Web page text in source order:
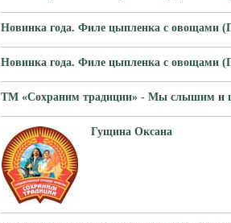
Новинка года. Филе цыпленка с
Новинка года. Филе цыпленка с
ТМ «Сохраним традиции» - Мы слышим и
Гущина Оксана